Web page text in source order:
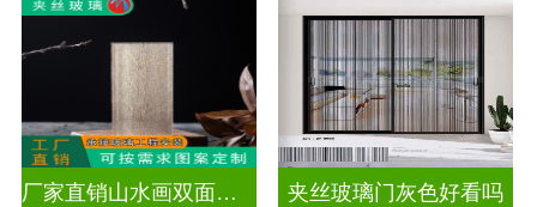
厂家直销山水画双面轻奢透光夹丝玻璃 夹丝玻璃门灰色好看吗